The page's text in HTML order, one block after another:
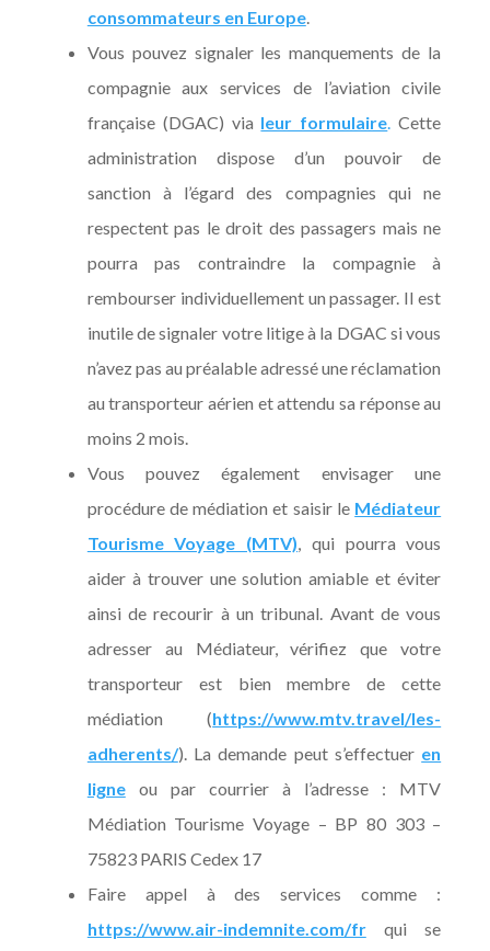
consommateurs en Europe.
Vous pouvez signaler les manquements de la
compagnie aux services de l’aviation civile
française (DGAC) via leur formulaire Cette
administration dispose d’un pouvoir de
sanction à l’égard des compagnies qui ne
respectent pas le droit des passagers mais ne
pourra pas contraindre la compagnie à
rembourser individuellement un passager. Il est
inutile de signaler votre litige à la DGAC si vous
n’avez pas au préalable adressé une réclamation
au transporteur aérien et attendu sa réponse au
moins 2 mois.
Vous pouvez également envisager une
procédure de médiation et saisir le Médiateur
Tourisme Voyage (MTV) , qui pourra vous
aider à trouver une solution amiable et éviter
ainsi de recourir à un tribunal. Avant de vous
adresser au Médiateur, vérifiez que votre
transporteur est bien membre de cette
médiation (https://www.mtv.travel/les-
adherents/). La demande peut s’effectuer en
ligneou par courrier à l’adresse :
MTV
Médiation Tourisme Voyage – BP 80 303 –
75823 PARIS Cedex 17
Faire appel à des services comme :
https://www.air-indemnite.com/frqui se